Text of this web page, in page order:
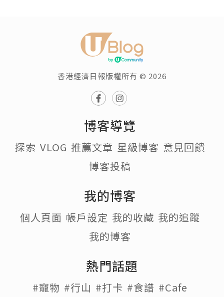
香港經濟日報版權所有 © 2026
博客導覽
探索 VLOG 推薦文章 星級博客 意見回饋
博客投稿
我的博客
個人頁面 帳戶設定 我的收藏 我的追蹤
我的博客
熱門話題
#寵物 #行山 #打卡 #食譜 #Cafe